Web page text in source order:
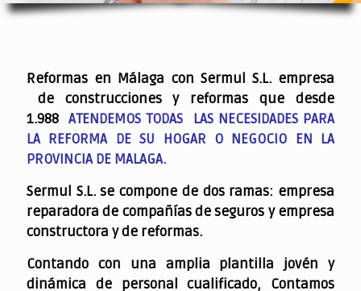
Reformas en Málaga con Sermul S.L. empresa
de construcciones y reformas que desde
1.988ATENDEMOS TODAS LAS NECESIDADES PARA
LA REFORMA DE SU HOGAR O NEGOCIO EN LA
PROVINCIA DE MALAGA.
Sermul S.L. se compone de dos ramas: empresa
reparadora de compañías de seguros y empresa
constructora y de reformas.
Contando con una amplia plantilla jovén y
dinámica de personal cualificado, Contamos